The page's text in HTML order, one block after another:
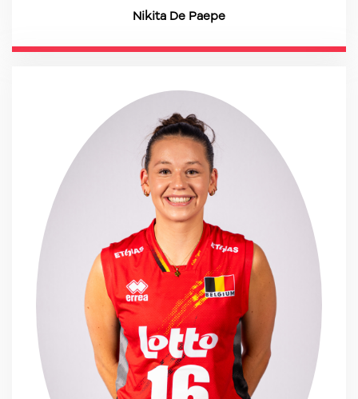
Nikita De Paepe